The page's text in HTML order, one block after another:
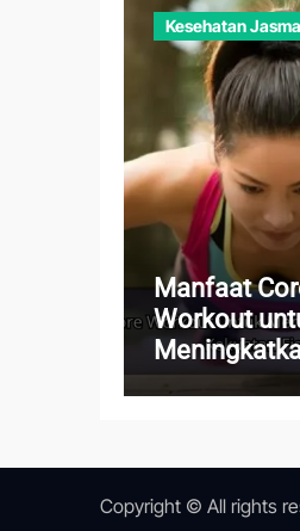
Kesehatan
Manfaat
Workout
Stabilitas
Copyright © All rights